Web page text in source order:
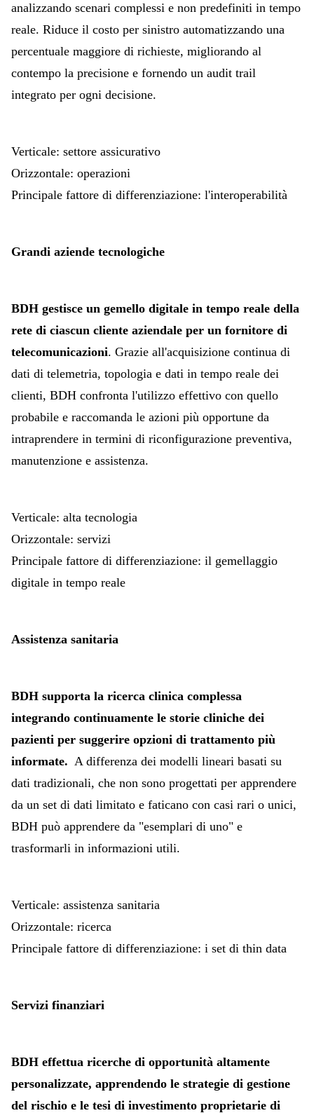
analizzando scenari complessi e non predefiniti in tempo
reale. Riduce il costo per sinistro automatizzando una
percentuale maggiore di richieste, migliorando al
contempo la precisione e fornendo un audit trail
integrato per ogni decisione.
Verticale: settore assicurativo
Orizzontale: operazioni
Principale fattore di differenziazione: l'interoperabilità
Grandi aziende tecnologiche
BDH gestisce un gemello digitale in tempo reale della
rete di ciascun cliente aziendale per un fornitore di
telecomunicazioni. Grazie all'acquisizione continua di
dati di telemetria, topologia e dati in tempo reale dei
clienti, BDH confronta l'utilizzo effettivo con quello
probabile e raccomanda le azioni più opportune da
intraprendere in termini di riconfigurazione preventiva,
manutenzione e assistenza.
Verticale: alta tecnologia
Orizzontale: servizi
Principale fattore di differenziazione: il gemellaggio
digitale in tempo reale
Assistenza sanitaria
BDH supporta la ricerca clinica complessa
integrando continuamente le storie cliniche dei
pazienti per suggerire opzioni di trattamento più
informate. A differenza dei modelli lineari basati su
dati tradizionali, che non sono progettati per apprendere
da un set di dati limitato e faticano con casi rari o unici,
BDH può apprendere da "esemplari di uno" e
trasformarli in informazioni utili.
Verticale: assistenza sanitaria
Orizzontale: ricerca
Principale fattore di differenziazione: i set di thin data
Servizi finanziari
BDH effettua ricerche di opportunità altamente
personalizzate, apprendendo le strategie di gestione
del rischio e le tesi di investimento proprietarie di